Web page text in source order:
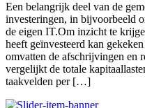
Een belangrijk deel van de
investeringen, in bijvoorbeeld
de eigen IT.Om inzicht te
heeft geïnvesteerd kan
omvatten de afschrijvingen en
vergelijkt de totale
taakvelden per […]